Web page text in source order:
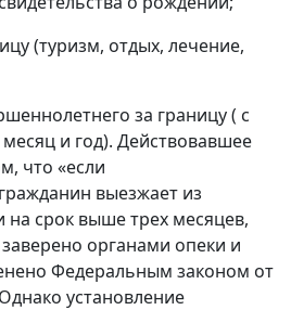
(туризм, отдых, лечение,
за границу ( с
и год). Действовавшее
что «если
выезжает из
на срок выше трех месяцев,
органами опеки и
Федеральным законом от
установление